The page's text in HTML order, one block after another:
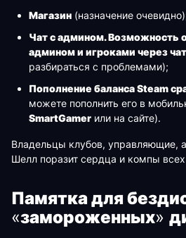
Магазин (назначение
Чат с админом.
админом и игроками через чат
разбираться с проблемами);
Пополнение баланса Steam
можете пополнить его в
SmartGamer или на сайте).
Владельцы клубов, управляющие,
Шелл поразит сердца и компы
Памятка для
«замороженных»